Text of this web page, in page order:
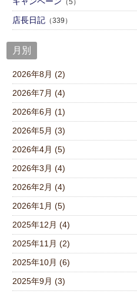
店⾧日記 （339）
月別
2026年8月 (2)
2026年7月 (4)
2026年6月 (1)
2026年5月 (3)
2026年4月 (5)
2026年3月 (4)
2026年2月 (4)
2026年1月 (5)
2025年12月 (4)
2025年11月 (2)
2025年10月 (6)
2025年9月 (3)